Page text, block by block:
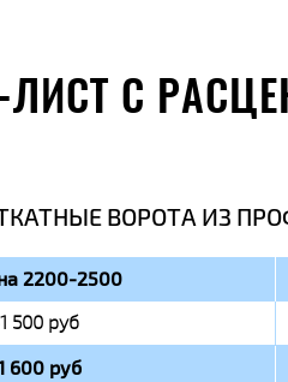
ЛИСТ С
ВОРОТА ИЗ
2200-2500
500 руб
600 руб